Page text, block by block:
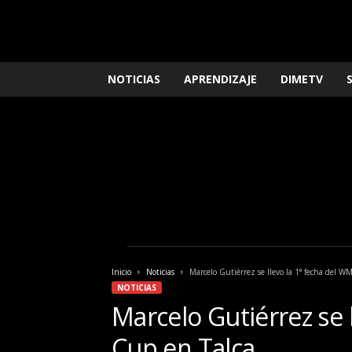
o
a
s
a
NOTICIAS APRENDIZAJE DIMETV
Inicio Noticias
Marcelo Gutiérrez se llevo la 1° fecha del
NOTICIAS
Marcelo Gutiérrez se